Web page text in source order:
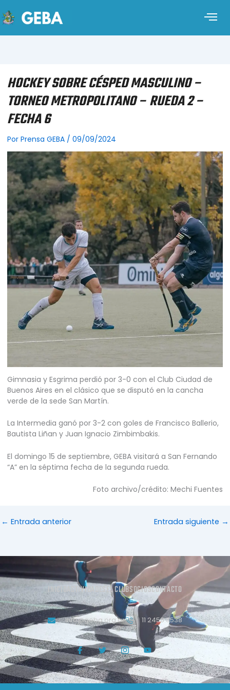
HOCKEY SOBRE CÉSPED MASCULINO –
TORNEO METROPOLITANO – RUEDA 2 –
FECHA 6
Por Prensa GEBA / 09/09/2024
Gimnasia y Esgrima perdió por 3-0 con el Club Ciudad de
Buenos Aires en el clásico que se disputó en la cancha
verde de la sede San Martín.
La Intermedia ganó por 3-2 con goles de Francisco Ballerio,
Bautista Liñan y Juan Ignacio Zimbimbakis.
El domingo 15 de septiembre, GEBA visitará a San Fernando
“A” en la séptima fecha de la segunda rueda.
Foto archivo/crédito: Mechi Fuentes
← Entrada anterior Entrada siguiente →
INICIOACTIVIDADES EL CLUBSOCIOSCONTACTO
info@geba.org.ar 11 2458.3538
J
k
i
-
f
a
T
w
i
t
t
e
J
k
i
-
i
n
Y
o
u
t
u
b